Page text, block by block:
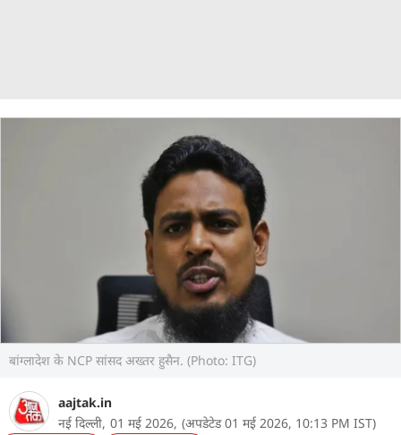
बांग्लादेश के NCP सांसद अख्तर हुसैन. (Photo: ITG)
aajtak.in
नई दिल्ली, 01 मई 2026, (अपडेटेड 01 मई 2026, 10:13 PM IST)